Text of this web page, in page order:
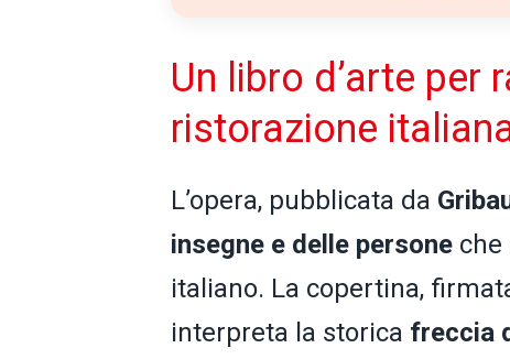
Un libro d’arte per
ristorazione
L’opera, pubblicata da
insegne e delle persone
italiano. La copertina,
interpreta la storica freccia